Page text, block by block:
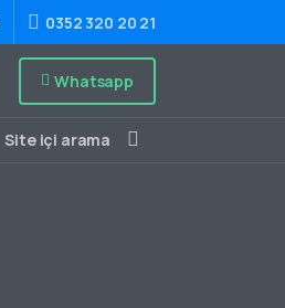
0352 320 20 21
Whatsapp
Site içi arama